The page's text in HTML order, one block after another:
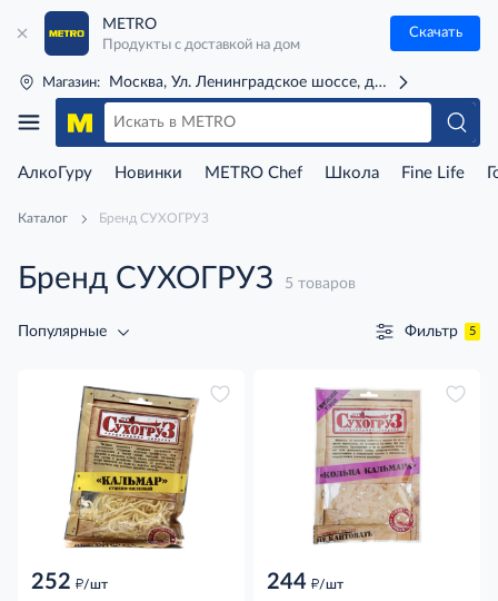
METRO
Продукты с доставкой на дом
Скачать
Магазин: Москва, Ул. Ленинградское шоссе, д. 71Г (м. Речной
АлкоГуру Новинки METRO Chef Школа Fine Life
Каталог Бренд СУХОГРУЗ
Бренд СУХОГРУЗ 5 товаров
Популярные Фильтр 5
252 д/шт 244 д/шт